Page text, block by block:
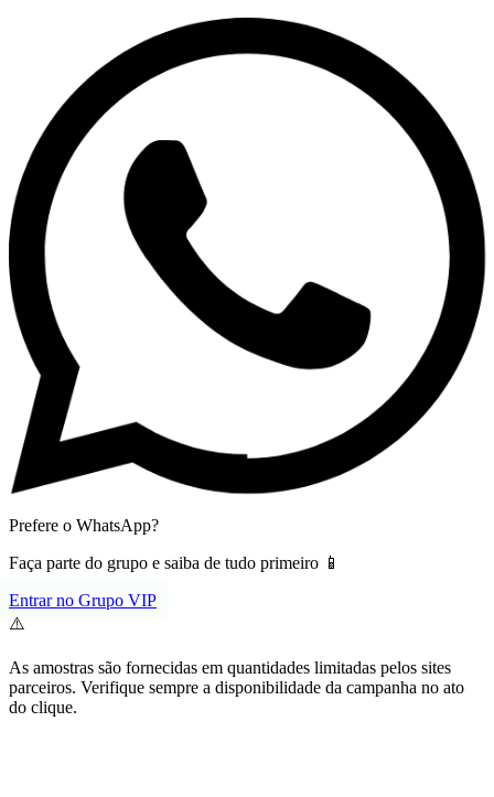
Prefere o WhatsApp?
Faça parte do grupo e saiba de tudo primeiro 📱
Entrar no Grupo VIP
⚠️
As amostras são fornecidas em quantidades limitadas pelos sites
parceiros. Verifique sempre a disponibilidade da campanha no ato
do clique.